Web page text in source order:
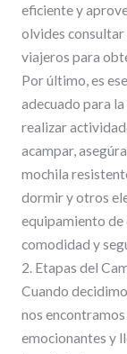
eficiente y
olvides
viajeros para
Por último, es
adecuado para
realizar
acampar,
mochila
dormir y otros
equipamiento de
comodidad y
2. Etapas del
Cuando
nos
emocionantes y